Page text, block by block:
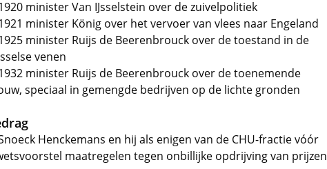
minister Van IJsselstein over de zuivelpolitiek
minister König over het vervoer van vlees naar Engeland
minister Ruijs de Beerenbrouck over de toestand in de
venen
minister Ruijs de Beerenbrouck over de toenemende
speciaal in gemengde bedrijven op de lichte gronden
Henckemans en hij als enigen van de CHU-fractie vóór
maatregelen tegen onbillijke opdrijving van prijzen